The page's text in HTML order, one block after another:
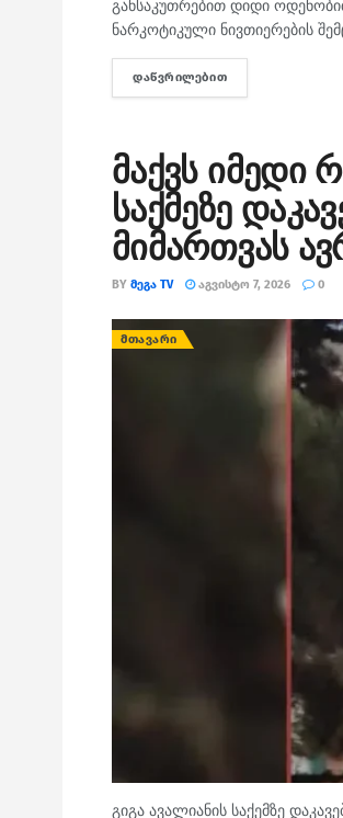
განსაკუთრებით დიდი
ნარკოტიკული ნივთიერების
ᲓᲐᲬᲕᲠᲘᲚᲔᲑᲘᲗ
მაქვს იმედი
საქმეზე
მიმართვას
BY ᲛᲔᲒᲐ TV ᲐᲒᲕᲘᲡᲢᲝ 7, 2026 0
ᲛᲗᲐᲕᲐᲠᲘ
გიგა ავალიანის საქემზე